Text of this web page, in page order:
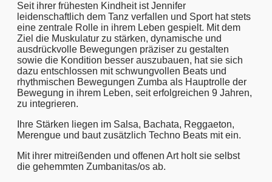
Seit ihrer frühesten Kindheit ist Jennifer
leidenschaftlich dem Tanz verfallen und Sport hat stets
eine zentrale Rolle in ihrem Leben gespielt. Mit dem
Ziel die Muskulatur zu stärken, dynamische und
ausdrückvolle Bewegungen präziser zu gestalten
sowie die Kondition besser auszubauen, hat sie sich
dazu entschlossen mit schwungvollen Beats und
rhythmischen Bewegungen Zumba als Hauptrolle der
Bewegung in ihrem Leben, seit erfolgreichen 9 Jahren,
zu integrieren.
Ihre Stärken liegen im Salsa, Bachata, Reggaeton,
Merengue und baut zusätzlich Techno Beats mit ein.
Mit ihrer mitreißenden und offenen Art holt sie selbst
die gehemmten Zumbanitas/os ab.